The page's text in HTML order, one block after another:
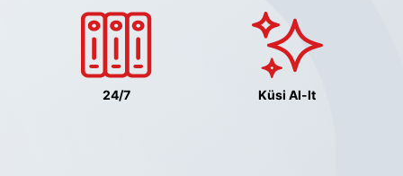
24/7 Küsi AI-lt